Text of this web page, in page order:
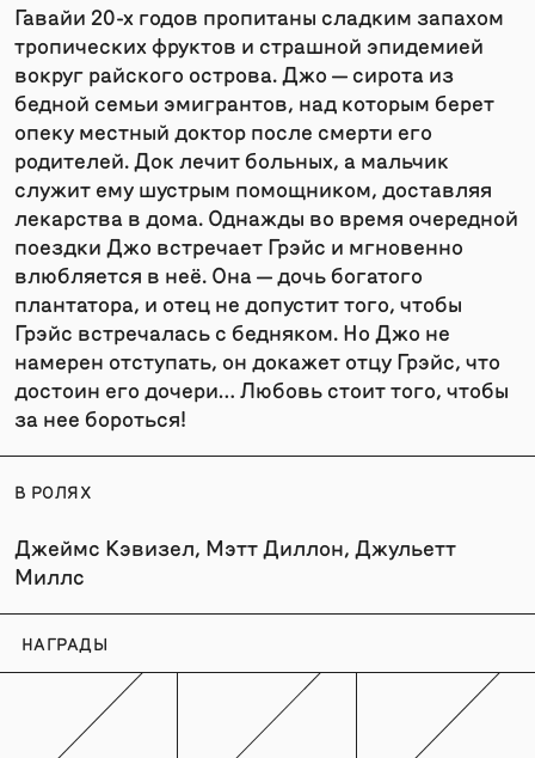
Гавайи 20-х годов пропитаны сладким запахом
тропических фруктов и страшной эпидемией
вокруг райского острова. Джо — сирота из
бедной семьи эмигрантов, над которым берет
опеку местный доктор после смерти его
родителей. Док лечит больных, а мальчик
служит ему шустрым помощником, доставляя
лекарства в дома. Однажды во время очередной
поездки Джо встречает Грэйс и мгновенно
влюбляется в неё. Она — дочь богатого
плантатора, и отец не допустит того, чтобы
Грэйс встречалась с бедняком. Но Джо не
намерен отступать, он докажет отцу Грэйс, что
достоин его дочери… Любовь стоит того, чтобы
за нее бороться!
В РОЛЯХ
Джеймс Кэвизел, Мэтт Диллон, Джульетт
Миллс
НАГРАДЫ